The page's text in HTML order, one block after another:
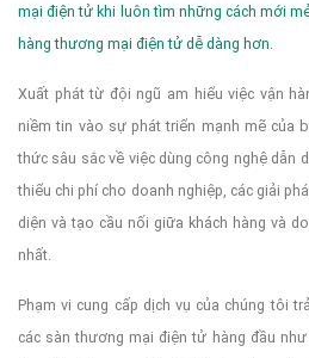
mại điện tử khi luôn tìm những cách mới
hàng thương mại điện tử dễ dàng hơn.
Xuất phát từ đội ngũ am hiểu việc vận
niềm tin vào sự phát triển mạnh mẽ của
thức sâu sắc về việc dùng công nghệ dẫn
thiểu chi phí cho doanh nghiệp, các giải
diện và tạo cầu nối giữa khách hàng và
nhất.
Phạm vi cung cấp dịch vụ của chúng tôi
các sàn thương mại điện tử hàng đầu như